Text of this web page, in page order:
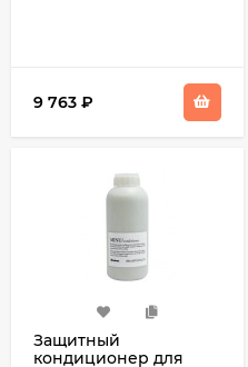
9 763 ₽
Защитный
кондиционер для